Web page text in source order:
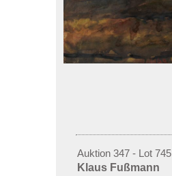
Auktion 347 - Lot 745
Klaus Fußmann